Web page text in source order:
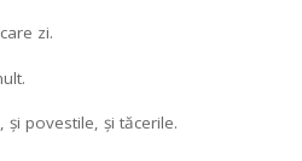
zi.
și povestile, și tăcerile.